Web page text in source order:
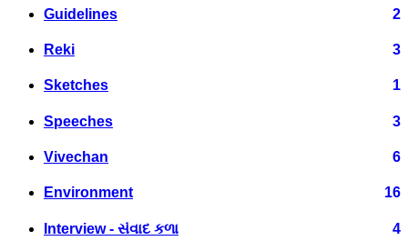
Guidelines 2
Reki 3
Sketches 1
Speeches 3
Vivechan 6
Environment 16
Interview - સંવાદ કળા 4